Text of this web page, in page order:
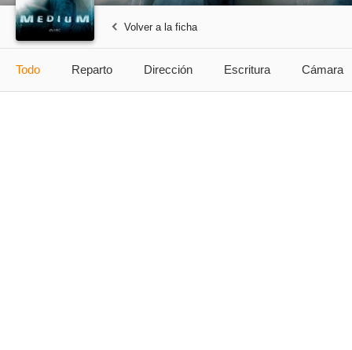
Volver a la ficha
Todo Reparto Dirección Escritura Cámara